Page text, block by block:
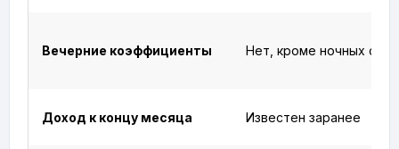
Вечерние коэффициенты Нет, кроме ночных смен
Доход к концу месяца Известен заранее